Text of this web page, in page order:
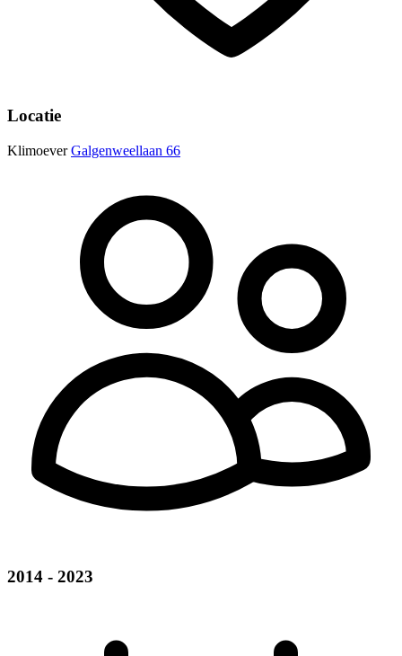
Locatie
Klimoever Galgenweellaan 66
2014 - 2023